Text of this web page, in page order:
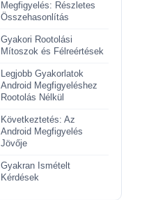
Megfigyelés: Részletes
Összehasonlítás
Gyakori Rootolási
Mítoszok és Félreértések
Legjobb Gyakorlatok
Android Megfigyeléshez
Rootolás Nélkül
Következtetés: Az
Android Megfigyelés
Jövője
Gyakran Ismételt
Kérdések